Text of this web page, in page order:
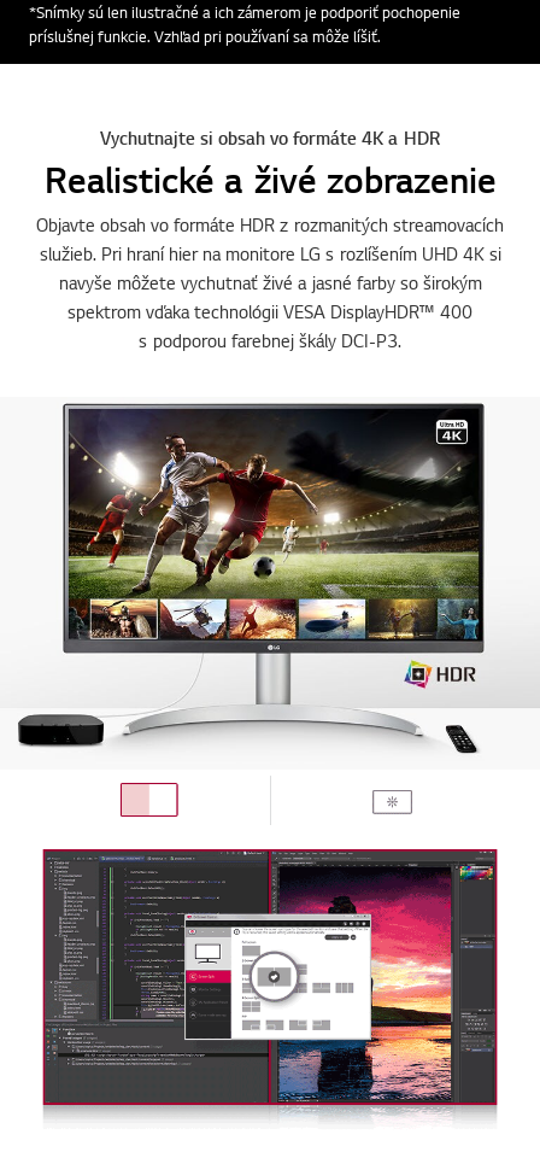
*Snímky sú len ilustračné a ich zámerom je podporiť pochopenie
príslušnej funkcie. Vzhľad pri používaní sa môže líšiť.
Vychutnajte si obsah vo formáte 4K a HDR
Realistické a živé zobrazenie
Objavte obsah vo formáte HDR z rozmanitých streamovacích
služieb. Pri hraní hier na monitore LG s rozlíšením UHD 4K si
navyše môžete vychutnať živé a jasné farby so širokým
spektrom vďaka technológii VESA DisplayHDR™ 400
s podporou farebnej škály DCI-P3.